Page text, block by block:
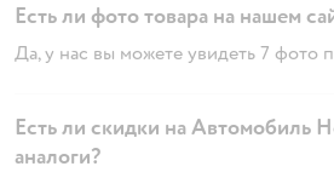
Есть ли фото товара на нашем
Да, у нас вы можете увидеть 7 фото
Есть ли скидки на Автомобиль
аналоги?